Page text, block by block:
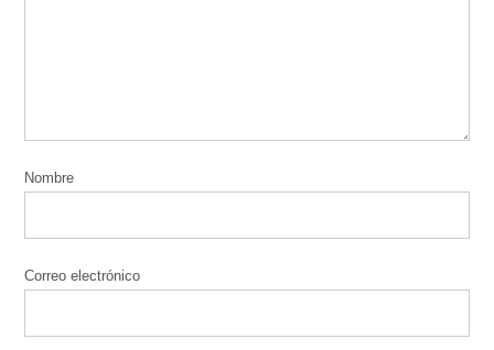
Nombre
Correo electrónico